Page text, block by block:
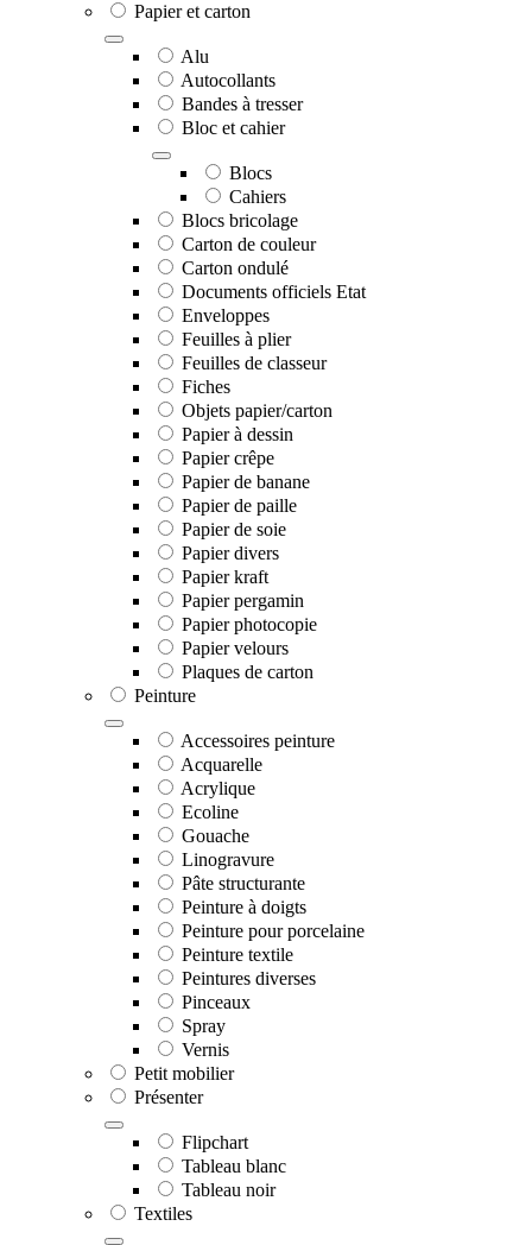
Papier et carton
Alu
Autocollants
Bandes à tresser
Bloc et cahier
Blocs
Cahiers
Blocs bricolage
Carton de couleur
Carton ondulé
Documents officiels Etat
Enveloppes
Feuilles à plier
Feuilles de classeur
Fiches
Objets papier/carton
Papier à dessin
Papier crêpe
Papier de banane
Papier de paille
Papier de soie
Papier divers
Papier kraft
Papier pergamin
Papier photocopie
Papier velours
Plaques de carton
Peinture
Accessoires peinture
Acquarelle
Acrylique
Ecoline
Gouache
Linogravure
Pâte structurante
Peinture à doigts
Peinture pour porcelaine
Peinture textile
Peintures diverses
Pinceaux
Spray
Vernis
Petit mobilier
Présenter
Flipchart
Tableau blanc
Tableau noir
Textiles